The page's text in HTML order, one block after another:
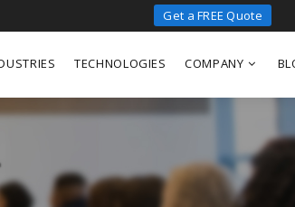
Get a FREE Quote
TECHNOLOGIES COMPANY